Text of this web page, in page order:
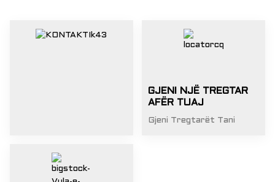
GJENI NJË TREGTAR
AFËR TUAJ
Gjeni Tregtarët Tani